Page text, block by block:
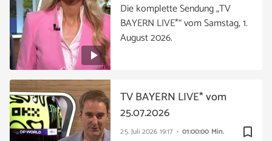
Die komplette Sendung „TV
BAYERN LIVE*“ vom Samstag, 1.
August 2026.
bookmark_border
25. Juli 2026 19:17 01:00:00 Min.
TV BAYERN LIVE* vom
25.07.2026